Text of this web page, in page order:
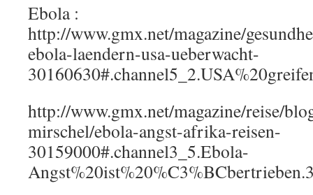
Ebola :
http://www.gmx.net/magazine/
ebola-laendern-usa-ueberwacht-
http://www.gmx.net/magazine/reise/
mirschel/ebola-angst-afrika-reisen-
30159000#.channel3_5.Ebola-